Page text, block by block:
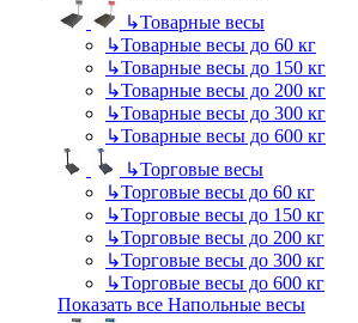
↳Товарные весы
↳Товарные весы до 60 кг
↳Товарные весы до 150 кг
↳Товарные весы до 200 кг
↳Товарные весы до 300 кг
↳Товарные весы до 600 кг
↳Торговые весы
↳Торговые весы до 60 кг
↳Торговые весы до 150 кг
↳Торговые весы до 200 кг
↳Торговые весы до 300 кг
↳Торговые весы до 600 кг
Показать все Напольные весы